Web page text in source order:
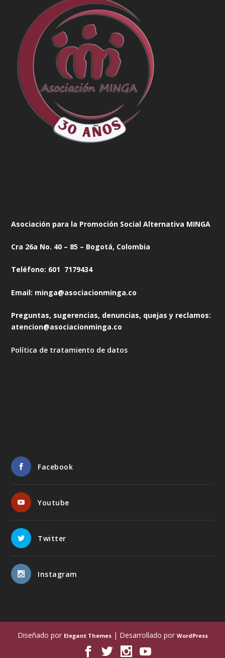
Asociación para la Promoción Social Alternativa MINGA
Cra 26a No. 40 – 85 – Bogotá, Colombia
Teléfono: 601 7179434
Email: minga@asociacionminga.co
Preguntas, sugerencias, denuncias, quejas y reclamos:
atencion@asociacionminga.co
Política de tratamiento de datos
Facebook
Youtube
Twitter
Instagram
Diseñado por Elegant Themes| Desarrollado por WordPress